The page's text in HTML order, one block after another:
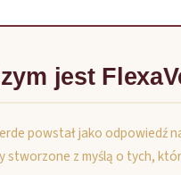
jest
powstał jako odpowiedź
stworzone z myślą o tych,